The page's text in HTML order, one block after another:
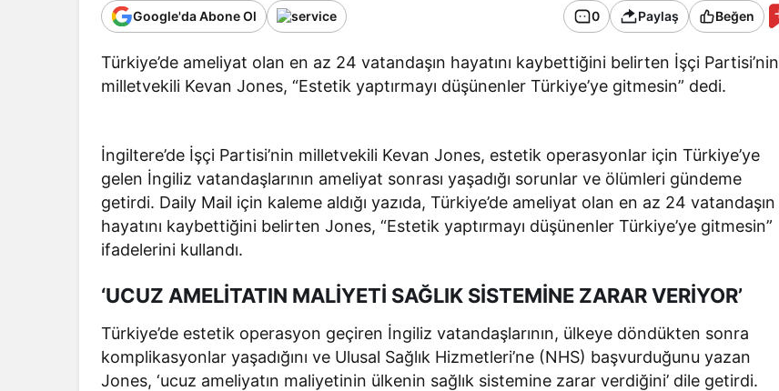
Google'da Abone Ol 0 Paylaş Beğen
Türkiye’de ameliyat olan en az 24 vatandaşın hayatını kaybettiğini belirten İşçi Partisi’nin
milletvekili Kevan Jones, “Estetik yaptırmayı düşünenler Türkiye’ye gitmesin” dedi.
İngiltere’de İşçi Partisi’nin milletvekili Kevan Jones, estetik operasyonlar için Türkiye’ye
gelen İngiliz vatandaşlarının ameliyat sonrası yaşadığı sorunlar ve ölümleri gündeme
getirdi. Daily Mail için kaleme aldığı yazıda, Türkiye’de ameliyat olan en az 24 vatandaşın
hayatını kaybettiğini belirten Jones, “Estetik yaptırmayı düşünenler Türkiye’ye gitmesin”
ifadelerini kullandı.
‘UCUZ AMELİTATIN MALİYETİ SAĞLIK SİSTEMİNE ZARAR VERİYOR’
Türkiye’de estetik operasyon geçiren İngiliz vatandaşlarının, ülkeye döndükten sonra
komplikasyonlar yaşadığını ve Ulusal Sağlık Hizmetleri’ne (NHS) başvurduğunu yazan
Jones, ‘ucuz ameliyatın maliyetinin ülkenin sağlık sistemine zarar verdiğini’ dile getirdi.